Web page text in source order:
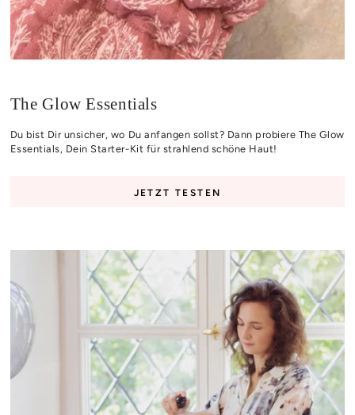
The Glow Essentials
Du bist Dir unsicher, wo Du anfangen sollst? Dann probiere The Glow
Essentials, Dein Starter-Kit für strahlend schöne Haut!
JETZT TESTEN